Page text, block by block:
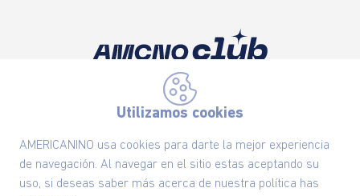
Utilizamos cookies
AMERICANINO usa cookies para darte la mejor experiencia
de navegación. Al navegar en el sitio estas aceptando su
uso, si deseas saber más acerca de nuestra política has
Suscríbete ahora nuestro Newsletter y recibe
las ofertas exclusivas y lo último en moda